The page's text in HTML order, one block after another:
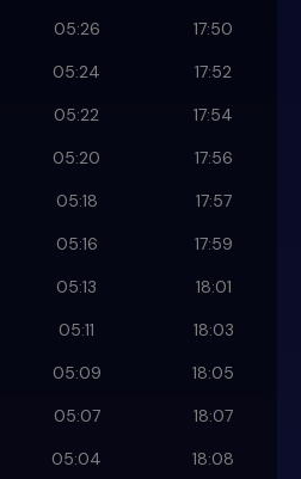
05:26
17:50
05:24
17:52
05:22
17:54
05:20
17:56
05:18
17:57
05:16
17:59
05:13
18:01
05:11
18:03
05:09
18:05
05:07
18:07
05:04
18:08